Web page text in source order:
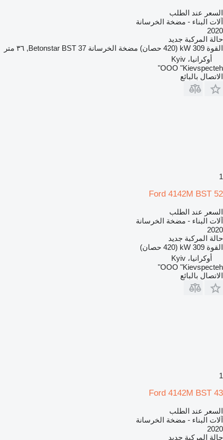
السعر عند الطلب
آلات البناء - مضخة الخرسانة
2020
حالة المركبة جديد
القوة 309 kW (420 حصان) مضخة الخرسانة Betonstar BST 37, ٣٦ متر
أوكرانيا، Kyiv
OOO "Kievspecteh"
الاتصال بالبائع
1
Ford 4142M BST 52
السعر عند الطلب
آلات البناء - مضخة الخرسانة
2020
حالة المركبة جديد
القوة 309 kW (420 حصان)
أوكرانيا، Kyiv
OOO "Kievspecteh"
الاتصال بالبائع
1
Ford 4142M BST 43
السعر عند الطلب
آلات البناء - مضخة الخرسانة
2020
حالة المركبة جديد